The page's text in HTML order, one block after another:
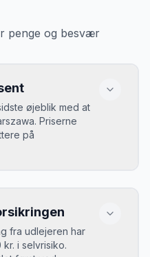
penge og besvær
øjeblik med at
Priserne
på
mere, og de bedste
fra udlejeren har
i selvrisiko.